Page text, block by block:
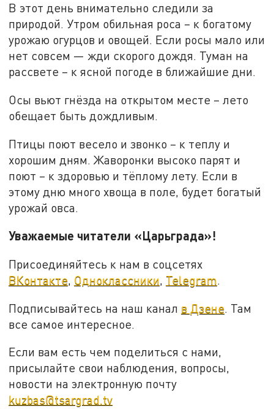
В этот день внимательно следили за
природой. Утром обильная роса – к богатому
урожаю огурцов и овощей. Если росы мало или
нет совсем — жди скорого дождя. Туман на
рассвете – к ясной погоде в ближайшие дни.
Осы вьют гнёзда на открытом месте – лето
обещает быть дождливым.
Птицы поют весело и звонко – к теплу и
хорошим дням. Жаворонки высоко парят и
поют – к здоровью и тёплому лету. Если в
этому дню много хвоща в поле, будет богатый
урожай овса.
Уважаемые читатели «Царьграда»!
Присоединяйтесь к нам в соцсетях
ВКонтакте, Одноклассники, Telegram.
Подписывайтесь на наш канал в Дзене. Там
все самое интересное.
Если вам есть чем поделиться с нами,
присылайте свои наблюдения, вопросы,
новости на электронную почту
kuzbas@tsargrad.tv